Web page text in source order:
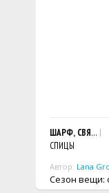
ШАРФ,
СПИЦЫ
Автор: Lana
Сезон